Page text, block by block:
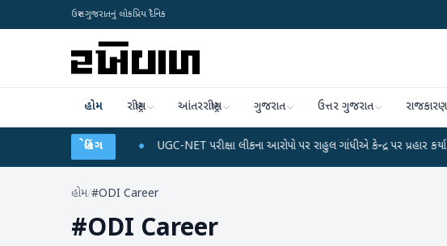
ઉત્તર ગુજરાતનું લોકપ્રિય દૈનિક
હોમ રાષ્ટ્રીય આંતરરાષ્ટ્રીય ગુજરાત ઉત્તર ગુજરાત રાજકારણ
બ્રેકિંગ
અને ડેટા પ્લાન ● UGC-NET પરીક્ષા લીકના આરોપો પર રાહુલ ગાંધીએ કેન્દ્ર પર પ્રહાર કર્યા ●
હોમ/#ODI Career
#ODI Career